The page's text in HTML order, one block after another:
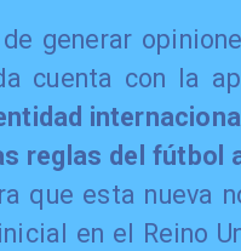
generar
cuenta con la
reglas del fútbol
que esta nueva
en el Reino